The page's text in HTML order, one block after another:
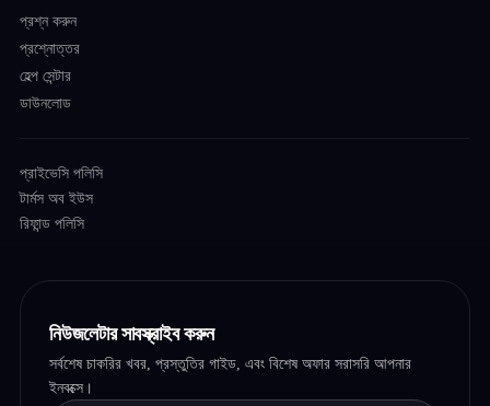
প্রশ্ন করুন
প্রশ্নোত্তর
হেল্প সেন্টার
ডাউনলোড
প্রাইভেসি পলিসি
টার্মস অব ইউস
রিফান্ড পলিসি
নিউজলেটার সাবস্ক্রাইব করুন
সর্বশেষ চাকরির খবর, প্রস্তুতির গাইড, এবং বিশেষ অফার সরাসরি আপনার
ইনবক্সে।